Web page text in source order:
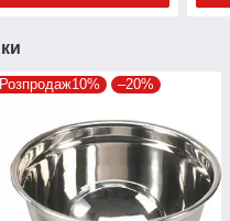
Розпродаж10% –20%